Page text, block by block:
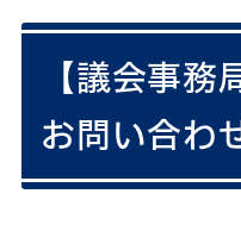
【議会事務
お問い合わ